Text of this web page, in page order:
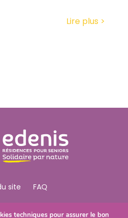
Lire plus >
site FAQ
techniques pour assurer le bon